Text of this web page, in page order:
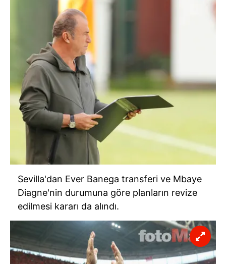
Sevilla'dan Ever Banega transferi ve Mbaye
Diagne'nin durumuna göre planların revize
edilmesi kararı da alındı.